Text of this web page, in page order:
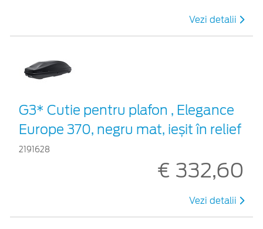
Vezi detalii
G3* Cutie pentru plafon , Elegance
Europe 370, negru mat, ieșit în relief
2191628
€ 332,60
Vezi detalii